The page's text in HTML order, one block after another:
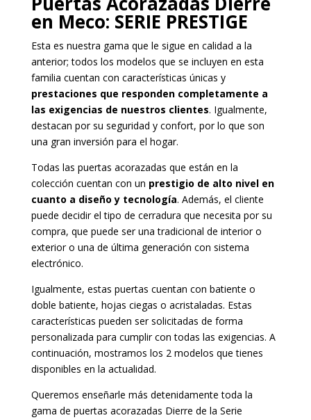
en Meco: SERIE PRESTIGE
Esta es nuestra gama que le sigue en calidad a la
anterior; todos los modelos que se incluyen en esta
familia cuentan con características únicas y
prestaciones que responden completamente a
las exigencias de nuestros clientes. Igualmente,
destacan por su seguridad y confort, por lo que son
una gran inversión para el hogar.
Todas las puertas acorazadas que están en la
colección cuentan con un prestigio de alto nivel en
cuanto a diseño y tecnología. Además, el cliente
puede decidir el tipo de cerradura que necesita por su
compra, que puede ser una tradicional de interior o
exterior o una de última generación con sistema
electrónico.
Igualmente, estas puertas cuentan con batiente o
doble batiente, hojas ciegas o acristaladas. Estas
características pueden ser solicitadas de forma
personalizada para cumplir con todas las exigencias. A
continuación, mostramos los 2 modelos que tienes
disponibles en la actualidad.
Queremos enseñarle más detenidamente toda la
gama de puertas acorazadas Dierre de la Serie